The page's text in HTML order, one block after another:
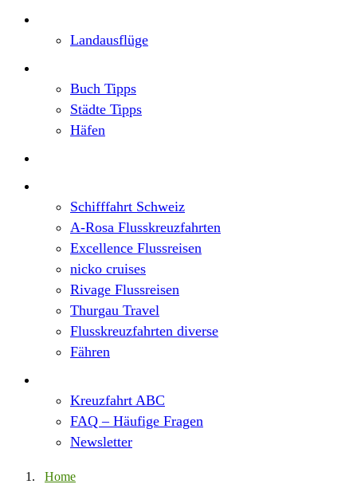
Landausflüge
Buch Tipps
Städte Tipps
Häfen
Schifffahrt Schweiz
A-Rosa Flusskreuzfahrten
Excellence Flussreisen
nicko cruises
Rivage Flussreisen
Thurgau Travel
Flusskreuzfahrten diverse
Fähren
Kreuzfahrt ABC
FAQ – Häufige Fragen
Newsletter
Home